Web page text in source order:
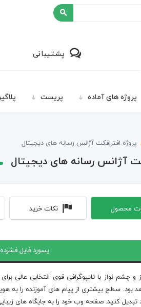
پشتیبانی
پروژه های آماده پریست
پروژه افترافکت آژانس رسانه های دیجیتال
آژانس رسانه های دیجیتال
محصول نکات خرید
پسورد فایل
و چشم نواز با تایپوگرافی قوی انتخابی عالی
بود. سطح بیشتری از پیام های آموزنده را به
خود تبدیل کنید. صفحه وب خود را به جایگاه های